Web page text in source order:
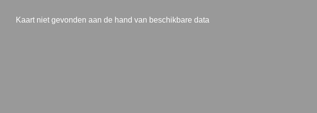
Kaart niet gevonden aan de hand van beschikbare data